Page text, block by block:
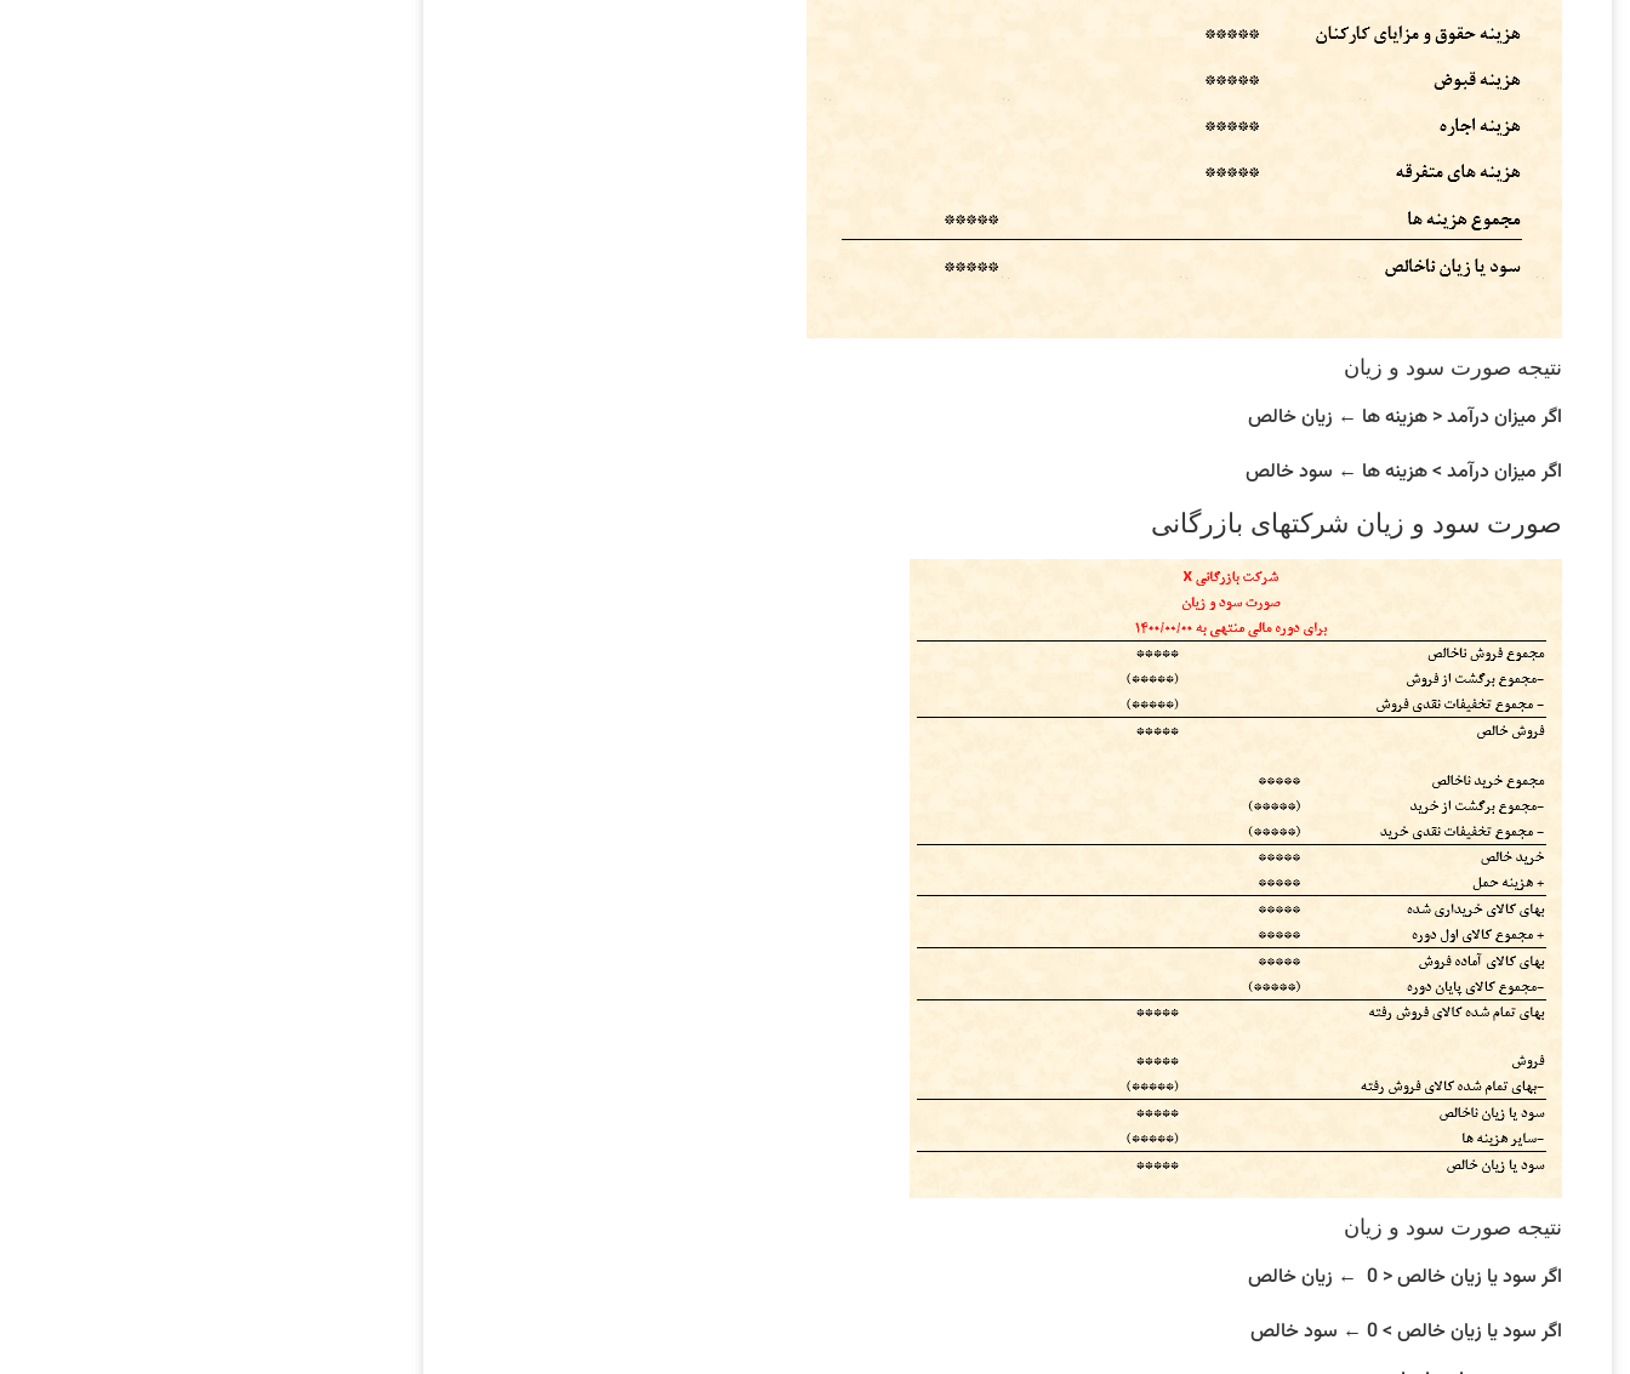
نتیجه صورت سود و زیان
اگر میزان درآمد < هزینه ها ← زیان خالص
اگر میزان درآمد > هزینه ها ← سود خالص
صورت سود و زیان شرکتهای بازرگانی
نتیجه صورت سود و زیان
اگر سود یا زیان خالص < 0 ← زیان خالص
اگر سود یا زیان خالص > 0 ← سود خالص